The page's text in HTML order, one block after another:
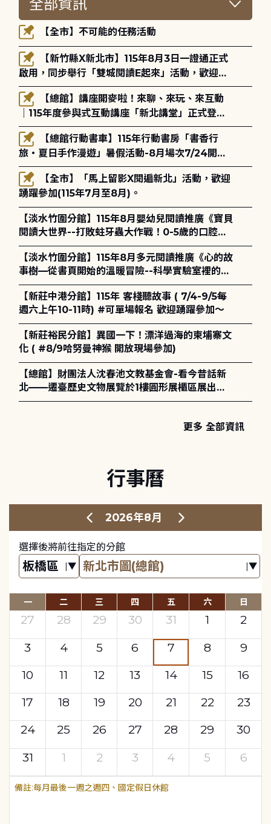
【全市】不可能的任務活動
啟用，同步舉行「雙城閱讀E起來」活動，歡迎踴
躍參加(115年8月3日至10月4日)。
｜115年度參與式互動講座「新北講堂」正式登
場！
旅・夏日手作漫遊」暑假活動-8月場次7/24開始
報名
踴躍參加(115年7月至8月)。
【淡水竹圍分館】115年8月嬰幼兒閱讀推廣《寶貝
閱讀大世界--打敗蛀牙蟲大作戰！0-5歲的口腔照
護全攻略》
【淡水竹圍分館】115年8月多元閱讀推廣《心的故
事樹—從書頁開始的溫暖冒險--科學實驗室裡的放
電章魚》
【新莊中港分館】115年 客棧聽故事 ( 7/4-9/5每
週六上午10-11時) #可單場報名 歡迎踴躍參加～
【新莊裕民分館】異國一下！漂洋過海的柬埔寨文
化 ( #8/9哈努曼神猴 開放現場參加)
【總館】財團法人沈春池文教基金會-看今昔話新
北——遷臺歷史文物展覽於1樓圓形展櫃區展出，
歡迎一同觀展！
更多 全部資訊
行事曆
2026年8月
選擇後將前往指定的分館
一 二 三 四 五 六 日
27 28 29 30 31 1
2
3
4 5 6 7 8
9
10
11 12 13 14 15
16
17
18 19 20 21 22
23
24
25 26 27 28 29
30
31
1 2 3 4 5 6
每月最後一週之週四、國定假日休館